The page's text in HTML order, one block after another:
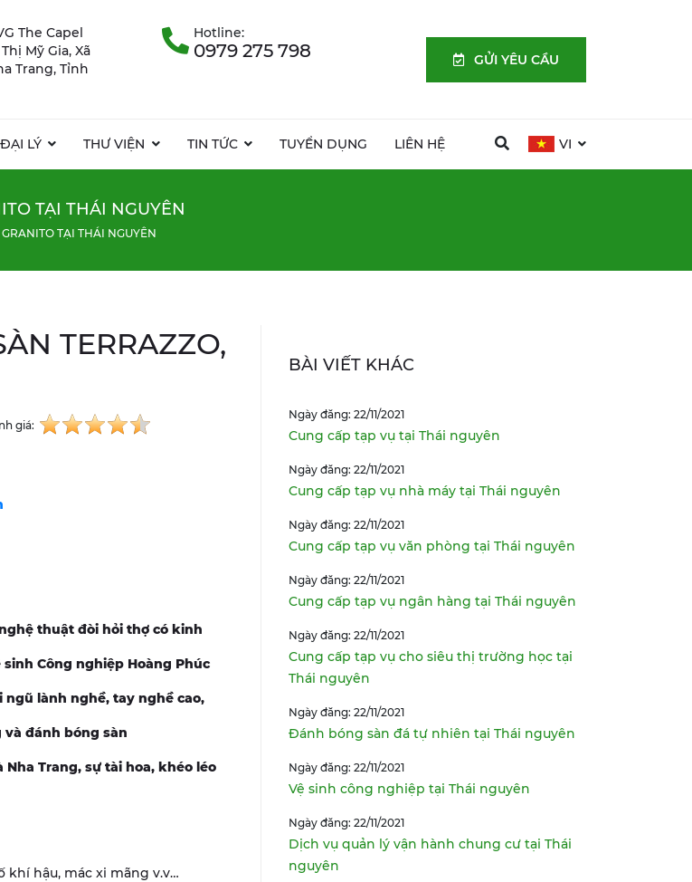
ĐẠI LÝ THƯ VIỆN TIN TỨC TUYỂN DỤNG LIÊN HỆ VI
The Capel
Mỹ Gia, Xã
Trang, Tỉnh
Hotline:
0979 275 798 GỬI YÊU CẦU
TẠI THÁI NGUYÊN
TẠI THÁI NGUYÊN
TERRAZZO,
giá:
thuật đòi hỏi thợ có kinh
Công nghiệp Hoàng Phúc
ngũ lành nghề, tay nghề cao,
đánh bóng sàn
Trang, sự tài hoa, khéo léo
khí hậu, mác xi mãng v.v…
BÀI VIẾT KHÁC
Ngày đăng: 22/11/2021
Cung cấp tạp vụ tại Thái nguyên
Ngày đăng: 22/11/2021
Cung cấp tạp vụ nhà máy tại Thái nguyên
Ngày đăng: 22/11/2021
Cung cấp tạp vụ văn phòng tại Thái nguyên
Ngày đăng: 22/11/2021
Cung cấp tạp vụ ngân hàng tại Thái nguyên
Ngày đăng: 22/11/2021
Cung cấp tạp vụ cho siêu thị trường học tại
Thái nguyên
Ngày đăng: 22/11/2021
Đánh bóng sàn đá tự nhiên tại Thái nguyên
Ngày đăng: 22/11/2021
Vệ sinh công nghiệp tại Thái nguyên
Ngày đăng: 22/11/2021
Dịch vụ quản lý vận hành chung cư tại Thái
nguyên